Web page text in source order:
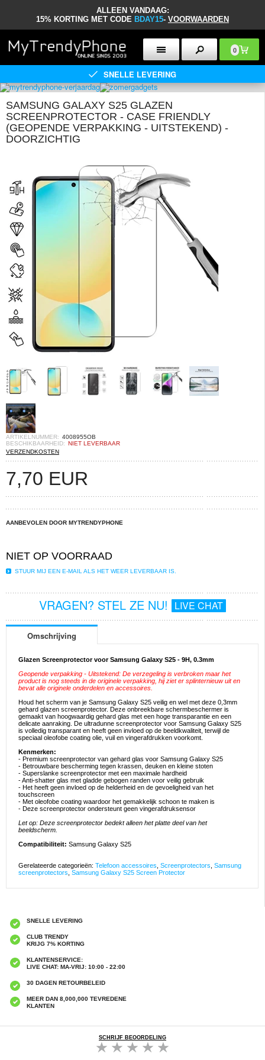
ALLEEN VANDAAG:
15% KORTING MET CODE BDAY15- VOORWAARDEN
0
SNELLE LEVERING
SAMSUNG GALAXY S25 GLAZEN
SCREENPROTECTOR - CASE FRIENDLY
(GEOPENDE VERPAKKING - UITSTEKEND) -
DOORZICHTIG
ARTIKELNUMMER: 4008955OB
BESCHIKBAARHEID: NIET LEVERBAAR
VERZENDKOSTEN
7,70 EUR
AANBEVOLEN DOOR MYTRENDYPHONE
NIET OP VOORRAAD
STUUR MIJ EEN E-MAIL ALS HET WEER LEVERBAAR IS.
VRAGEN? STEL ZE NU! LIVE CHAT
Omschrijving
Glazen Screenprotector voor Samsung Galaxy S25 - 9H, 0.3mm
Geopende verpakking - Uitstekend: De verzegeling is verbroken maar het
product is nog steeds in de originele verpakking, hij ziet er splinternieuw uit en
bevat alle originele onderdelen en accessoires.
Houd het scherm van je Samsung Galaxy S25 veilig en wel met deze 0,3mm
gehard glazen screenprotector. Deze onbreekbare schermbeschermer is
gemaakt van hoogwaardig gehard glas met een hoge transparantie en een
delicate aanraking. De ultradunne screenprotector voor Samsung Galaxy S25
is volledig transparant en heeft geen invloed op de beeldkwaliteit, terwijl de
speciaal oleofobe coating olie, vuil en vingerafdrukken voorkomt.
Kenmerken:
- Premium screenprotector van gehard glas voor Samsung Galaxy S25
- Betrouwbare bescherming tegen krassen, deuken en kleine stoten
- Superslanke screenprotector met een maximale hardheid
- Anti-shatter glas met gladde gebogen randen voor veilig gebruik
- Het heeft geen invloed op de helderheid en de gevoeligheid van het
touchscreen
- Met oleofobe coating waardoor het gemakkelijk schoon te maken is
- Deze screenprotector ondersteunt geen vingerafdruksensor
Let op: Deze screenprotector bedekt alleen het platte deel van het
beeldscherm.
Compatibiliteit: Samsung Galaxy S25
Gerelateerde categorieën: Telefoon accessoires Screenprotectors Samsung
screenprotectors Samsung Galaxy S25 Screen Protector
SNELLE LEVERING
CLUB TRENDY
KRIJG 7% KORTING
KLANTENSERVICE:
LIVE CHAT: MA-VRIJ: 10:00 - 22:00
30 DAGEN RETOURBELEID
MEER DAN 8,000,000 TEVREDENE
KLANTEN
SCHRIJF BEOORDELING